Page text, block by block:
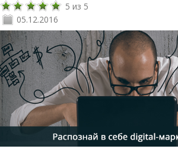
5 из 5
05.12.2016